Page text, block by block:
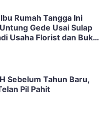
Rumah Tangga Ini
Gede Usai Sulap
Usaha Florist dan Buket
Sebelum Tahun Baru,
Pil Pahit